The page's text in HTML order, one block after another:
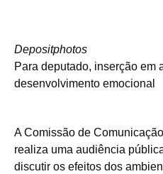
Depositphotos
Para deputado, inserção em
desenvolvimento emocional
A Comissão de
realiza uma audiência
discutir os efeitos dos